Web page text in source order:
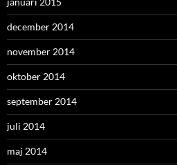
december 2014
november 2014
oktober 2014
september 2014
juli 2014
maj 2014